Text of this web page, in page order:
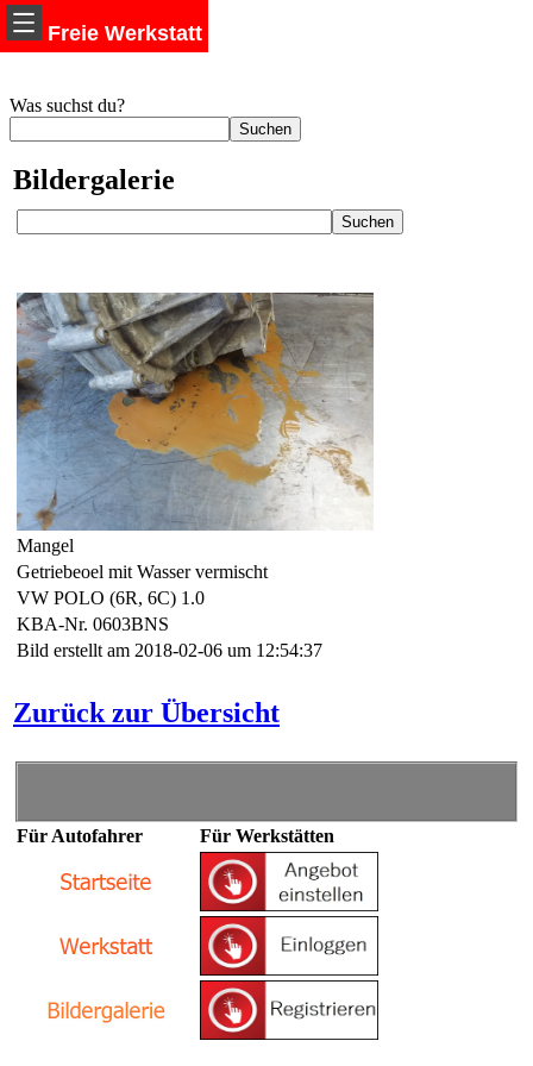
Freie Werkstatt
Was suchst du?
Bildergalerie
Mangel
Getriebeoel mit Wasser vermischt
VW POLO (6R, 6C) 1.0
KBA-Nr. 0603BNS
Bild erstellt am 2018-02-06 um 12:54:37
Zurück zur Übersicht
Für Autofahrer Für Werkstätten